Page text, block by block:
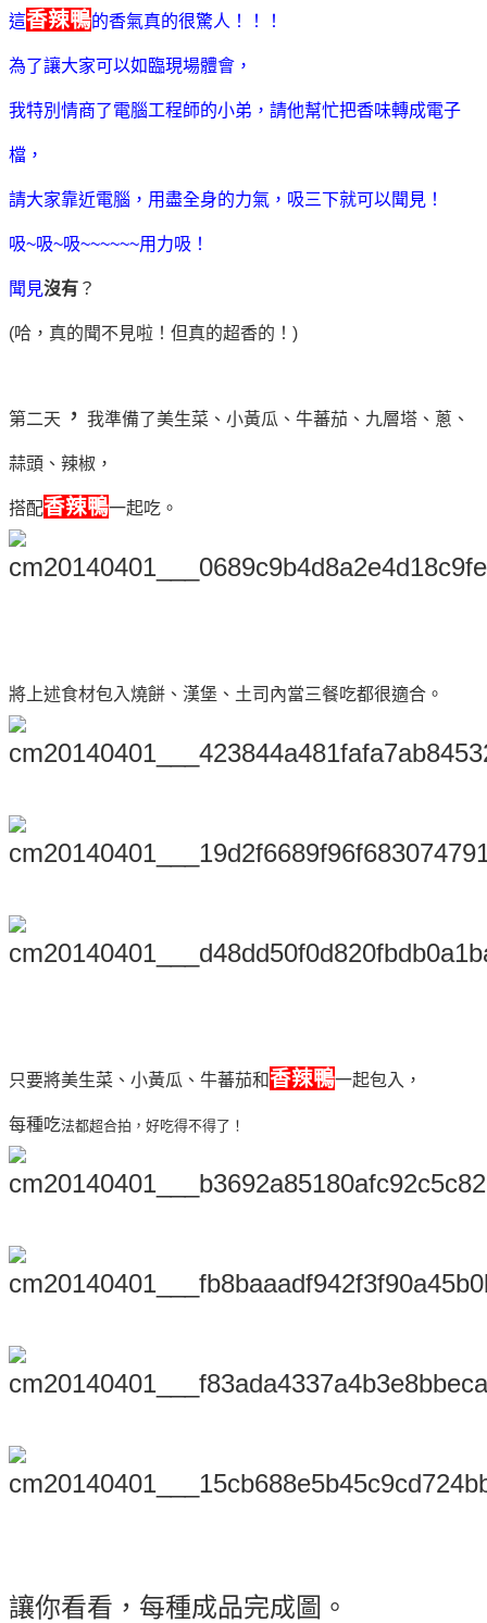
這香辣鴨的香氣真的很驚人！！！
為了讓大家可以如臨現場體會，
我特別情商了電腦工程師的小弟，請他幫忙把香味轉成電子
檔，
請大家靠近電腦，用盡全身的力氣，吸三下就可以聞見！
吸~吸~吸~~~~~~用力吸！
聞見沒有 ？
(哈，真的聞不見啦！但真的超香的！)
第二天 ， 我準備了美生菜、小黃瓜、牛蕃茄、九層塔、蔥、
蒜頭、辣椒，
搭配香辣鴨一起吃。
將上述食材包入燒餅、漢堡、土司內當三餐吃都很適合。
只要將美生菜、小黃瓜、牛蕃茄和香辣鴨一起包入，
每種吃法都超合拍，好吃得不得了！
讓你看看，每種成品完成圖。